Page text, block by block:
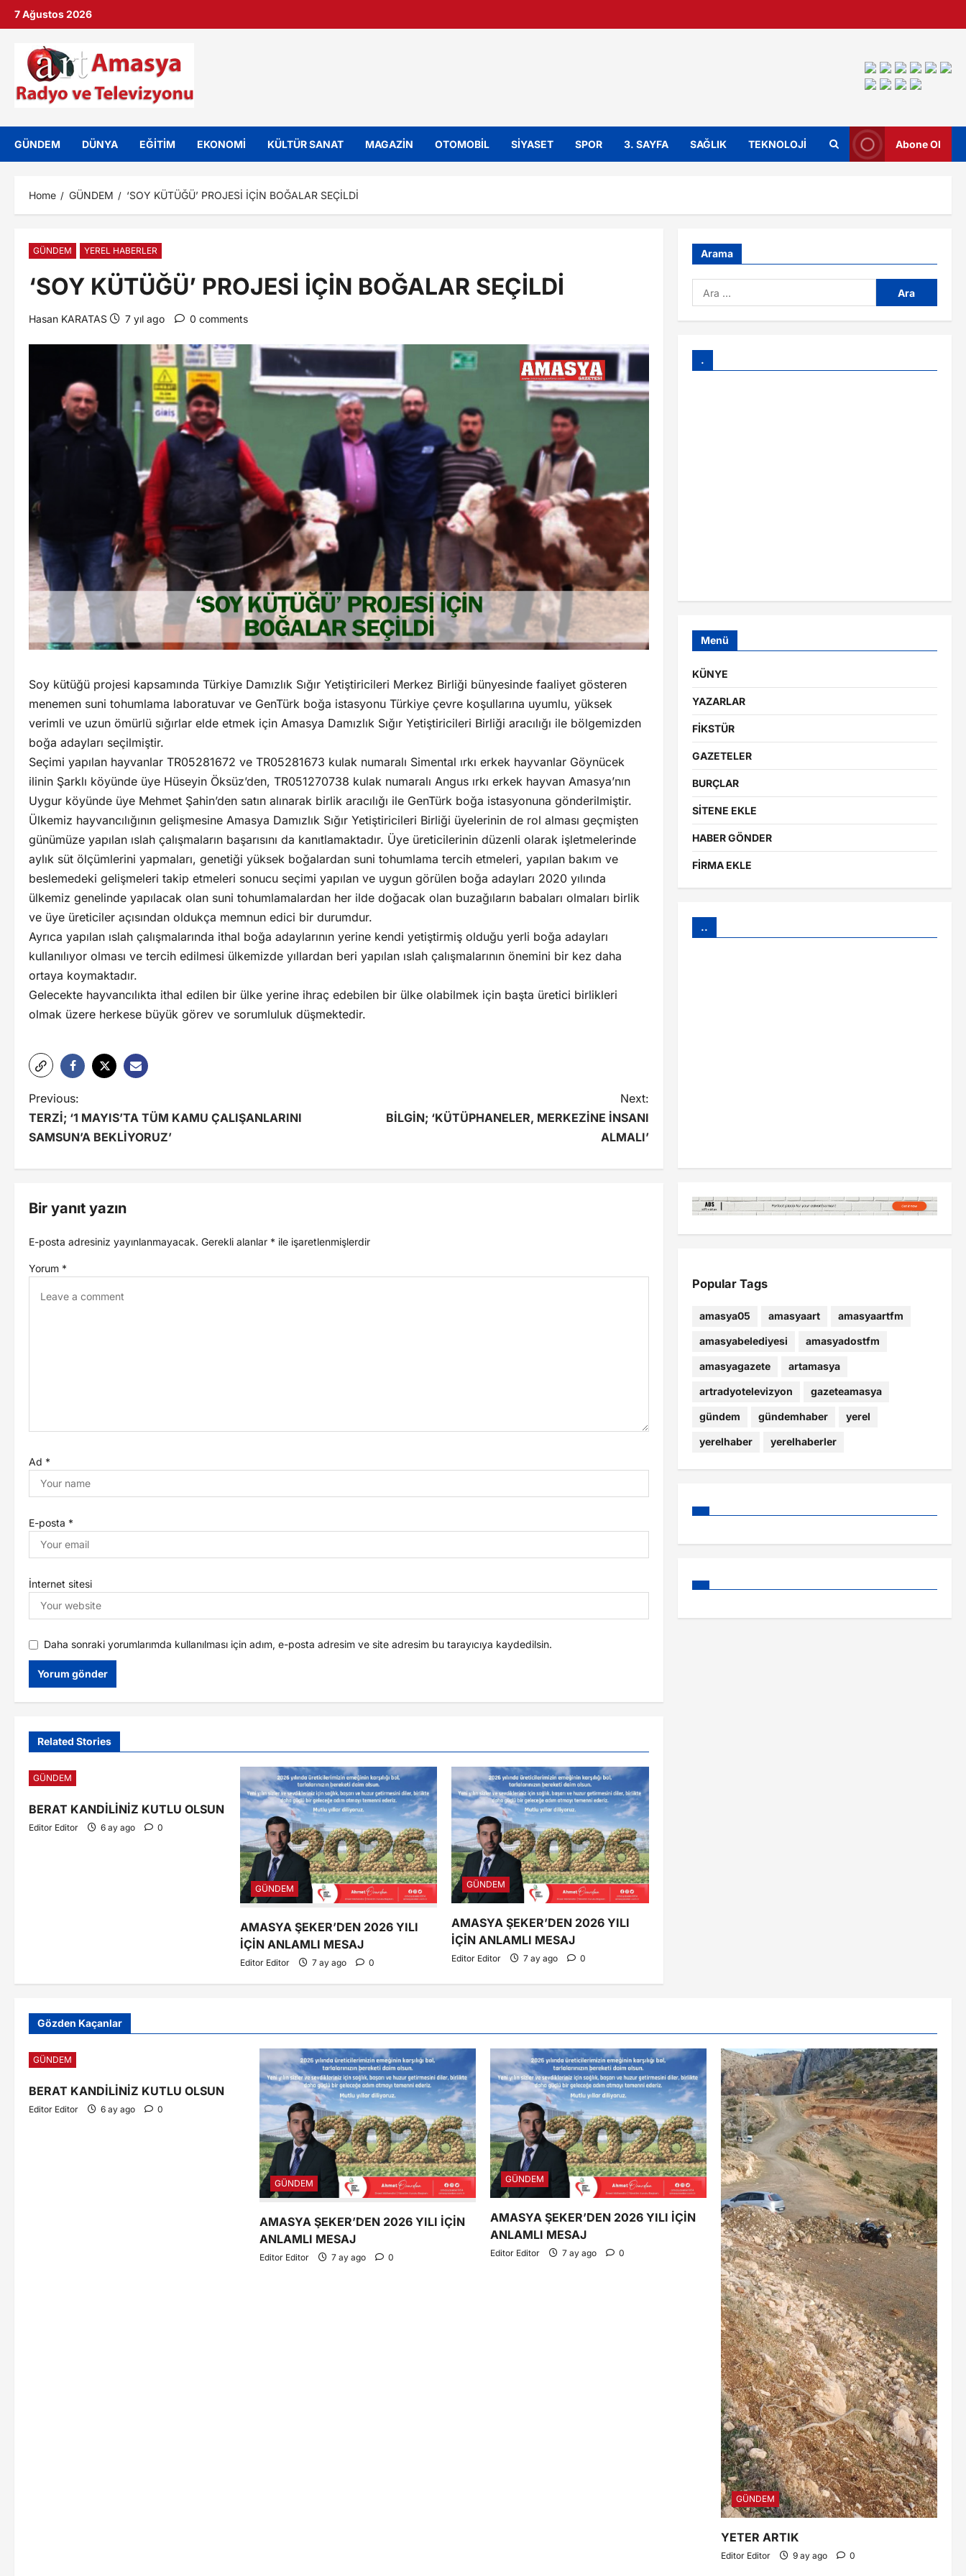
7 Ağustos 2026
GÜNDEM DÜNYA EĞİTİM EKONOMİ KÜLTÜR SANAT MAGAZİN OTOMOBİL SİYASET SPOR 3. SAYFA SAĞLIK TEKNOLOJİ Abone Ol
Home GÜNDEM ‘SOY KÜTÜĞÜ’ PROJESİ İÇİN BOĞALAR SEÇİLDİ
GÜNDEM YEREL HABERLER
‘SOY KÜTÜĞÜ’ PROJESİ İÇİN BOĞALAR SEÇİLDİ
Hasan KARATAS 7 yıl ago 0 comments
Soy kütüğü projesi kapsamında Türkiye Damızlık Sığır Yetiştiricileri Merkez Birliği bünyesinde faaliyet gösteren
menemen suni tohumlama laboratuvar ve GenTürk boğa istasyonu Türkiye çevre koşullarına uyumlu, yüksek
verimli ve uzun ömürlü sığırlar elde etmek için Amasya Damızlık Sığır Yetiştiricileri Birliği aracılığı ile bölgemizden
boğa adayları seçilmiştir.
Seçimi yapılan hayvanlar TR05281672 ve TR05281673 kulak numaralı Simental ırkı erkek hayvanlar Göynücek
ilinin Şarklı köyünde üye Hüseyin Öksüz’den, TR051270738 kulak numaralı Angus ırkı erkek hayvan Amasya’nın
Uygur köyünde üye Mehmet Şahin’den satın alınarak birlik aracılığı ile GenTürk boğa istasyonuna gönderilmiştir.
Ülkemiz hayvancılığının gelişmesine Amasya Damızlık Sığır Yetiştiricileri Birliği üyelerinin de rol alması geçmişten
günümüze yapılan ıslah çalışmaların başarısını da kanıtlamaktadır. Üye üreticilerinin düzenli olarak işletmelerinde
aylık süt ölçümlerini yapmaları, genetiği yüksek boğalardan suni tohumlama tercih etmeleri, yapılan bakım ve
beslemedeki gelişmeleri takip etmeleri sonucu seçimi yapılan ve uygun görülen boğa adayları 2020 yılında
ülkemiz genelinde yapılacak olan suni tohumlamalardan her ilde doğacak olan buzağıların babaları olmaları birlik
ve üye üreticiler açısından oldukça memnun edici bir durumdur.
Ayrıca yapılan ıslah çalışmalarında ithal boğa adaylarının yerine kendi yetiştirmiş olduğu yerli boğa adayları
kullanılıyor olması ve tercih edilmesi ülkemizde yıllardan beri yapılan ıslah çalışmalarının önemini bir kez daha
ortaya koymaktadır.
Gelecekte hayvancılıkta ithal edilen bir ülke yerine ihraç edebilen bir ülke olabilmek için başta üretici birlikleri
olmak üzere herkese büyük görev ve sorumluluk düşmektedir.
Previous:
TERZİ; ‘1 MAYIS’TA TÜM KAMU ÇALIŞANLARINI
SAMSUN’A BEKLİYORUZ’
Next:
BİLGİN; ‘KÜTÜPHANELER, MERKEZİNE İNSANI
ALMALI’
Bir yanıt yazın
E-posta adresiniz yayınlanmayacak. Gerekli alanlar * ile işaretlenmişlerdir
Yorum *
Ad *
E-posta *
İnternet sitesi
Daha sonraki yorumlarımda kullanılması için adım, e-posta adresim ve site adresim bu tarayıcıya kaydedilsin.
Related Stories
GÜNDEM
BERAT KANDİLİNİZ KUTLU OLSUN
Editor Editor 6 ay ago 0
GÜNDEM
AMASYA ŞEKER’DEN 2026 YILI
İÇİN ANLAMLI MESAJ
Editor Editor 7 ay ago 0
GÜNDEM
AMASYA ŞEKER’DEN 2026 YILI
İÇİN ANLAMLI MESAJ
Editor Editor 7 ay ago 0
Arama
.
Menü
KÜNYE
YAZARLAR
FİKSTÜR
GAZETELER
BURÇLAR
SİTENE EKLE
HABER GÖNDER
FİRMA EKLE
..
Popular Tags
amasya05 amasyaart amasyaartfm
amasyabelediyesi amasyadostfm
amasyagazete artamasya
artradyotelevizyon gazeteamasya
gündem gündemhaber yerel
yerelhaber yerelhaberler
Gözden Kaçanlar
GÜNDEM
BERAT KANDİLİNİZ KUTLU OLSUN
Editor Editor 6 ay ago 0
GÜNDEM
AMASYA ŞEKER’DEN 2026 YILI İÇİN
ANLAMLI MESAJ
Editor Editor 7 ay ago 0
GÜNDEM
AMASYA ŞEKER’DEN 2026 YILI İÇİN
ANLAMLI MESAJ
Editor Editor 7 ay ago 0
GÜNDEM
YETER ARTIK
Editor Editor 9 ay ago 0